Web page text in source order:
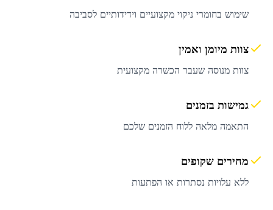
שימוש בחומרי ניקוי מקצועיים וידידותיים לסביבה
צוות מיומן ואמין
צוות מנוסה שעבר הכשרה מקצועית
גמישות בזמנים
התאמה מלאה ללוח הזמנים שלכם
מחירים שקופים
ללא עלויות נסתרות או הפתעות